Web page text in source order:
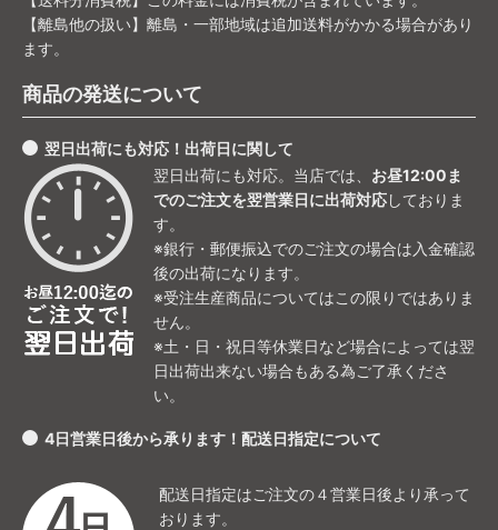
【離島他の扱い】離島・一部地域は追加送料がかかる場合があり
ます。
商品の発送について
翌日出荷にも対応！出荷日に関して
翌日出荷にも対応。当店では、 お昼12:00ま
でのご注文を翌営業日に出荷対応しておりま
す。
※銀行・郵便振込でのご注文の場合は入金確認
後の出荷になります。
※受注生産商品についてはこの限りではありま
せん。
※土・日・祝日等休業日など場合によっては翌
日出荷出来ない場合もある為ご了承くださ
い。
4日営業日後から承ります！配送日指定について
配送日指定はご注文の４営業日後より承って
おります。